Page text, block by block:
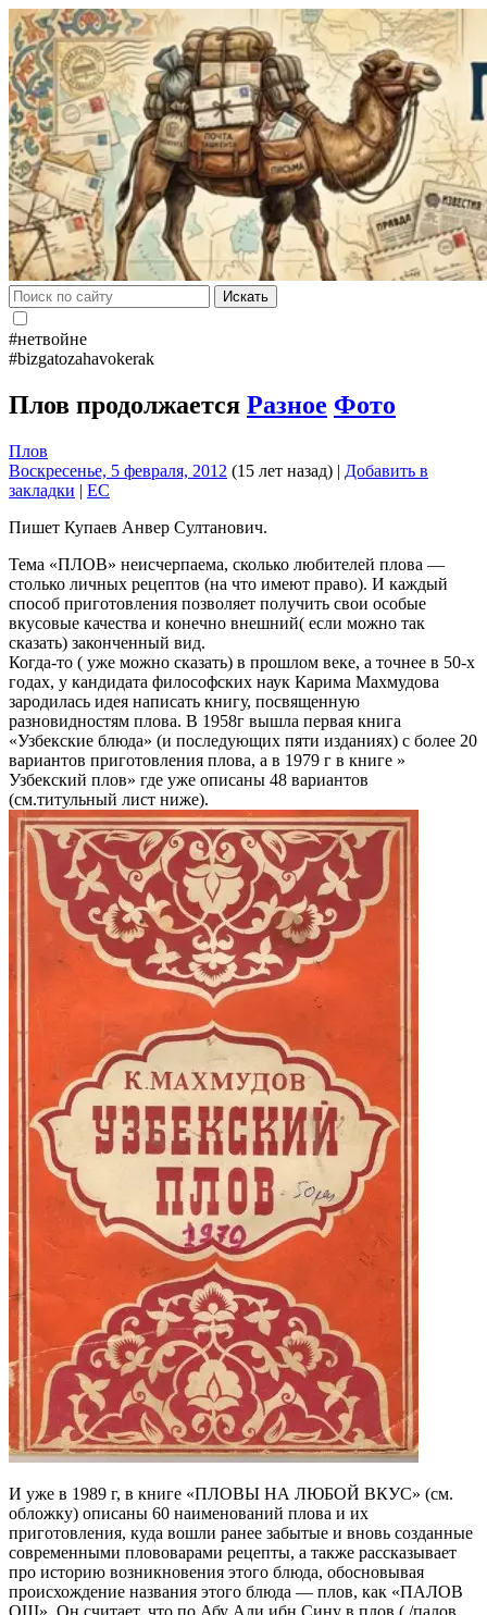
Искать
#нетвойне
#bizgatozahavokerak
Плов продолжается Разное Фото
Плов
Воскресенье, 5 февраля, 2012 (15 лет назад) | Добавить в
закладки | EC
Пишет Купаев Анвер Султанович.
Тема «ПЛОВ» неисчерпаема, сколько любителей плова —
столько личных рецептов (на что имеют право). И каждый
способ приготовления позволяет получить свои особые
вкусовые качества и конечно внешний( если можно так
сказать) законченный вид.
Когда-то ( уже можно сказать) в прошлом веке, а точнее в 50-х
годах, у кандидата философских наук Карима Махмудова
зародилась идея написать книгу, посвященную
разновидностям плова. В 1958г вышла первая книга
«Узбекские блюда» (и последующих пяти изданиях) с более 20
вариантов приготовления плова, а в 1979 г в книге »
Узбекский плов» где уже описаны 48 вариантов
(см.титульный лист ниже).
И уже в 1989 г, в книге «ПЛОВЫ НА ЛЮБОЙ ВКУС» (см.
обложку) описаны 60 наименований плова и их
приготовления, куда вошли ранее забытые и вновь созданные
современными плововарами рецепты, а также рассказывает
про историю возникновения этого блюда, обосновывая
происхождение названия этого блюда — плов, как «ПАЛОВ
ОШ». Он считает, что по Абу Али ибн Сину в плов ( /палов